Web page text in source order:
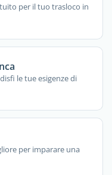
per il tuo trasloco in
le tue esigenze di
per imparare una